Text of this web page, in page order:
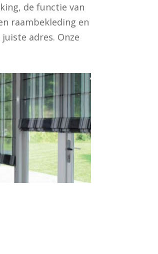
de functie van
raambekleding en
adres. Onze